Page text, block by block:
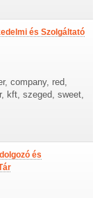
és Szolgáltató
company, red,
kft, szeged, sweet,
és